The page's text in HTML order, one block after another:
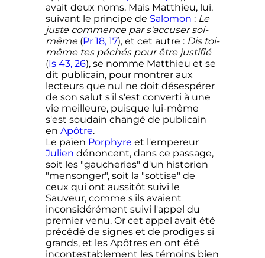
avait deux noms. Mais Matthieu, lui,
suivant le principe de Salomon : Le
juste commence par s'accuser soi-
même(Pr 18, 17), et cet autre : Dis toi-
même tes péchés pour être justifié
(Is 43, 26), se nomme Matthieu et se
dit publicain, pour montrer aux
lecteurs que nul ne doit désespérer
de son salut s'il s'est converti à une
vie meilleure, puisque lui-même
s'est soudain changé de publicain
en Apôtre.
Le païen Porphyre et l'empereur
Julien dénoncent, dans ce passage,
soit les "gaucheries" d'un historien
"mensonger", soit la "sottise" de
ceux qui ont aussitôt suivi le
Sauveur, comme s'ils avaient
inconsidérément suivi l'appel du
premier venu. Or cet appel avait été
précédé de signes et de prodiges si
grands, et les Apôtres en ont été
incontestablement les témoins bien